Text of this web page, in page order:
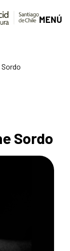
MENÚ
Sordo
Sordo